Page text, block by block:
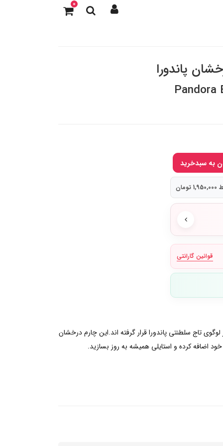
0
پاندورا
Pandora
قوانین گارانتی
تاج سلطنتی پاندورا قرار گرفته اند.این چارم درخشان
اضافه کرده و استایلی همیشه به روز بسازید.